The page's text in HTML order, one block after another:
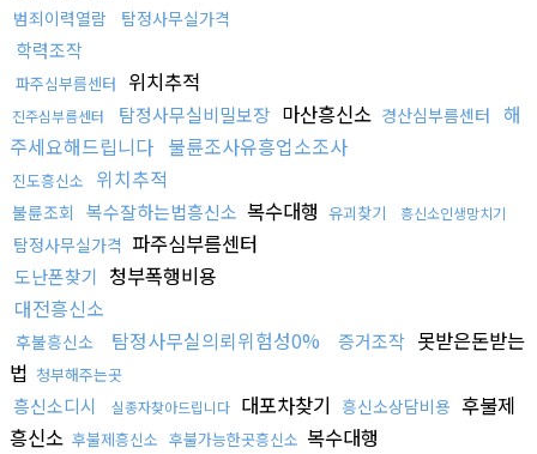
범죄이력열람 탐정사무실가격
학력조작
파주심부름센터 위치추적
진주심부름센터 탐정사무실비밀보장 마산흥신소 경산심부름센터
해
주세요해드립니다 불륜조사유흥업소조사
진도흥신소 위치추적
불륜조회 복수잘하는법흥신소 복수대행 유괴찾기 흥신소인생망치기
탐정사무실가격 파주심부름센터
도난폰찾기 청부폭행비용
대전흥신소
후불흥신소 탐정사무실의뢰위험성0% 증거조작 못받은돈받는
법 청부해주는곳
흥신소디시 실종자찾아드립니다 대포차찾기 흥신소상담비용 후불제
흥신소 후불제흥신소 후불가능한곳흥신소 복수대행